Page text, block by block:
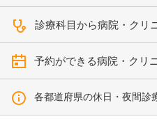
診療科目から病院・クリ
予約ができる病院・クリ
各都道府県の休日・夜間診